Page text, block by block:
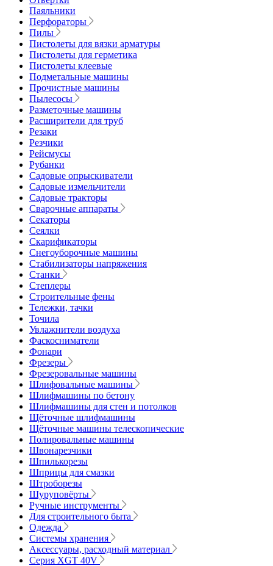
Паяльники
Перфораторы
Пилы
Пистолеты для вязки арматуры
Пистолеты для герметика
Пистолеты клеевые
Подметальные машины
Прочистные машины
Пылесосы
Разметочные машины
Расширители для труб
Резаки
Резчики
Рейсмусы
Рубанки
Садовые опрыскиватели
Садовые измельчители
Садовые тракторы
Сварочные аппараты
Секаторы
Сеялки
Скарификаторы
Снегоуборочные машины
Стабилизаторы напряжения
Станки
Степлеры
Строительные фены
Тележки, тачки
Точила
Увлажнители воздуха
Фаскосниматели
Фонари
Фрезеры
Фрезеровальные машины
Шлифовальные машины
Шлифмашины по бетону
Шлифмашины для стен и потолков
Щёточные шлифмашины
Щёточные машины телескопические
Полировальные машины
Швонарезчики
Шпилькорезы
Шприцы для смазки
Штроборезы
Шуруповёрты
Ручные инструменты
Для строительного быта
Одежда
Системы хранения
Аксессуары, расходный материал
Серия XGT 40V